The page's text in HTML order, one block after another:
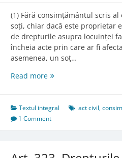
(1) Fără consimțământul scris
soți, chiar dacă este proprietar
de drepturile asupra locuinței
încheia acte prin care ar fi
asemenea, un soţ…
Read moreArt.
unor
acte
juridice
Textul integral act civil,
1 Comment